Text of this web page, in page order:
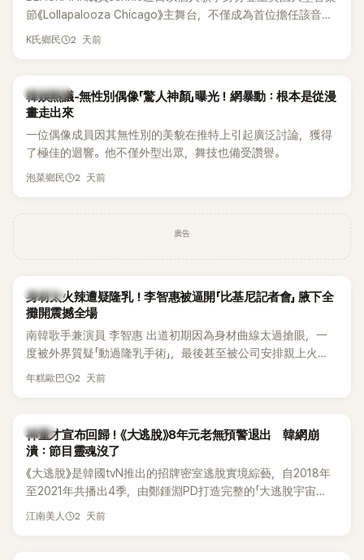
節《Lollapalooza Chicago》主舞台，不僅成為首位擔任該音樂
節Headliner（壓軸主秀）的K-POP女SOLO歌手，寫下全新紀
形容整場演出「就像一場豪華KTV」。
K氏鄉民 2 天前
熱議討論
韓娛熱議-無性別偶像「驚人神顏」曝光！網暴動：根本是從漫
畫走出來
一位偶像成員因其無性別的美貌在推特上引起廣泛討論，獲得
了極佳的迴響。他不僅外型出眾，舞技也備受讚譽。
泡菜鄉民 2 天前
廣告
K-POP
身材太火辣遭疑隆乳！李智惠被逼開「比基尼記者會」 腋下全
攤開震撼全場
南韓歌手兼演員 李智惠 出道初期因為身材曲線太過搶眼，一
度被外界質疑「動過隆乳手術」，最後甚至被公司安排親上火
線，召開前所未見的「泳裝記者會」澄清。這場記者會後來還被
熱議。 2日播出的 SBS 綜藝節目《我的經紀人太難搞－秘書
鎮》，邀請同時兼顧工作與育兒的演藝圈代表「媽媽群」——李智
惠、李賢怡、李恩亨，以第13位「My Star」身分登場，分享最真
實的生活日常。 節目一開始，李瑞鎮 率先與李智惠會合，兩人
邊搭車邊聊天，氣氛輕鬆。聊到最近的新聞，李瑞鎮突然直球
發問：「妳不是上新聞了？說妳去做整形？是人中縮短手術嗎？」
年糕歐巴 2 天前
韓星
神童才宣布回歸！《大逃脫》8年元老無預警退出 韓網崩
潰：節目靈魂沒了
《大逃脫》是韓國tvN推出的招牌密室逃脫實境綜藝，自2018年
至2021年共播出4季，由鄭鍾淵PD打造完整的「大逃脫宇宙
（DTCU）」，憑藉燒腦劇情、電影級場景與龐大世界觀，累積
江南美人 2 天前